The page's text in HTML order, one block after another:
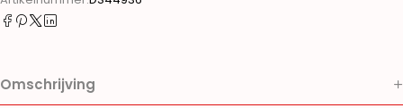
Omschrijving